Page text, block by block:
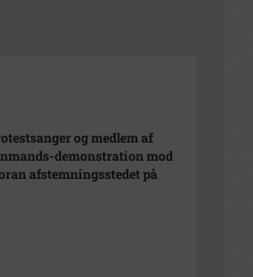
og medlem af
demonstration mod
afstemningsstedet på